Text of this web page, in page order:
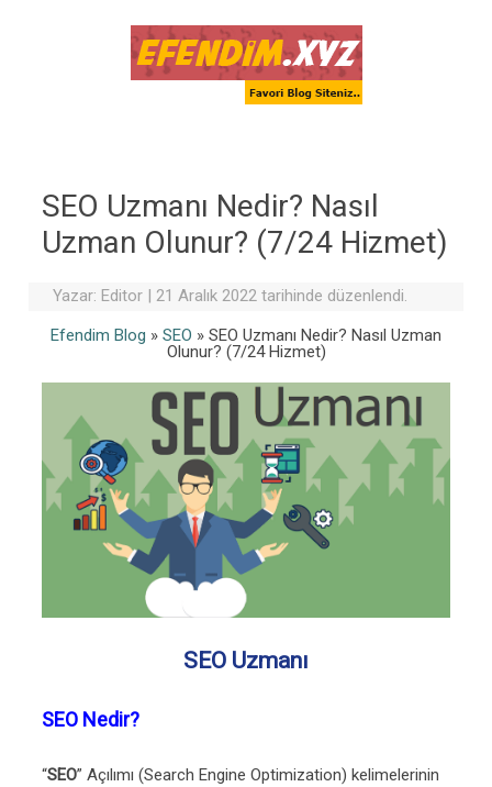
SEO Uzmanı Nedir? Nasıl
Uzman Olunur? (7/24 Hizmet)
Yazar: Editor | 21 Aralık 2022 tarihinde düzenlendi.
Efendim Blog » SEO » SEO Uzmanı Nedir? Nasıl Uzman
Olunur? (7/24 Hizmet)
SEO Uzmanı
SEO Nedir?
“SEO” Açılımı (Search Engine Optimization) kelimelerinin